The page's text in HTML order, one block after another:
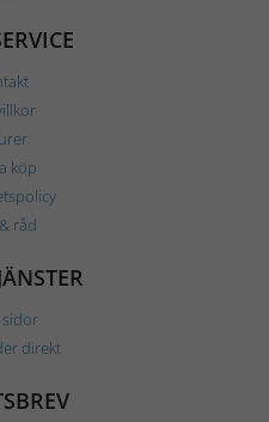
köp
råd
sidor
direkt